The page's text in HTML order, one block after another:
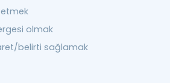
olmak
belirti sağlamak